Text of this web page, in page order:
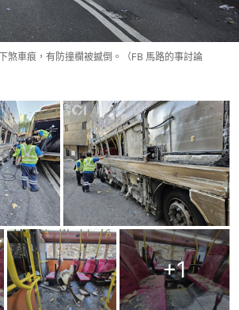
煞車痕，有防撞欄被撼倒。（FB 馬路的事討論
+1